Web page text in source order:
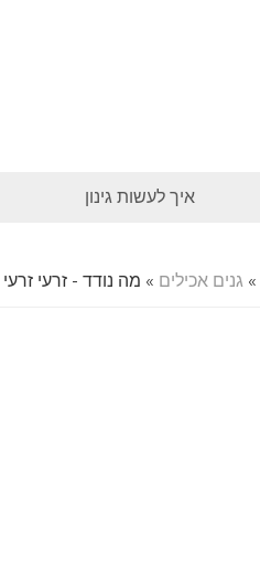
איך לעשות גינון
» גנים אכילים » מה נודד - זרעי זרעי